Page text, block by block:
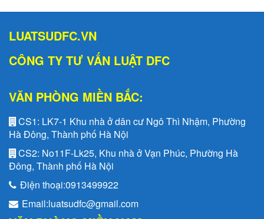
LUATSUDFC.VN
CÔNG TY TƯ VẤN LUẬT DFC
VĂN PHÒNG MIỀN BẮC:
CS1: LK7-1 Khu nhà ở dân cư Ngô Thì Nhậm, Phường
Hà Đông, Thành phố Hà Nội
CS2: No11F-Lk25, Khu nhà ở Vạn Phúc, Phường Hà
Đông, Thành phố Hà Nội
Điện thoại:0913499922
Email:luatsudfc@gmail.com